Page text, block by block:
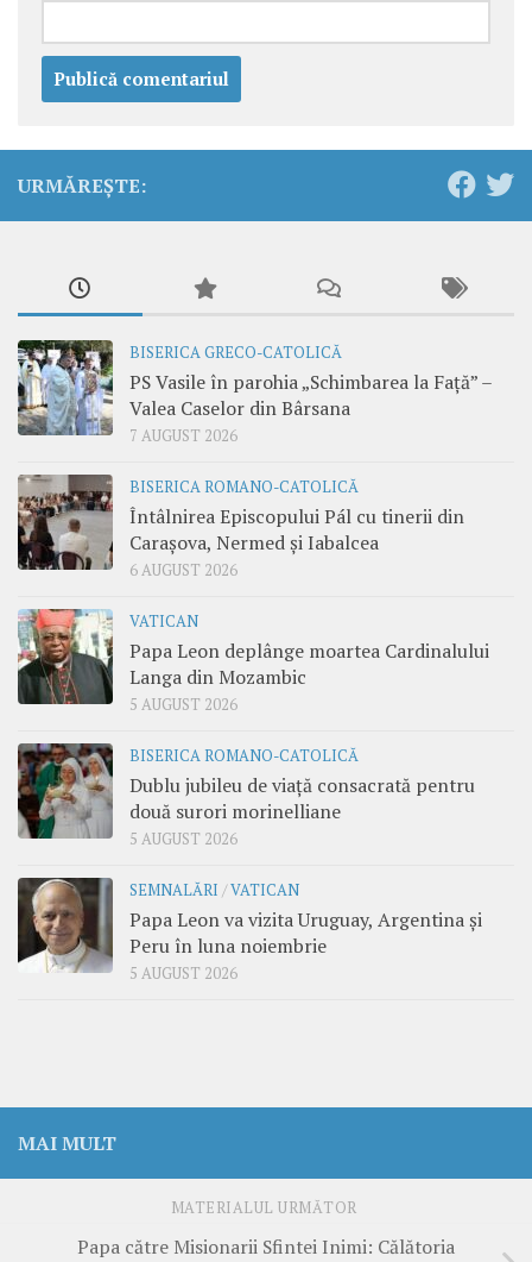
URMĂREȘTE:
BISERICA GRECO-CATOLICĂ
PS Vasile în parohia „Schimbarea la Față” –
Valea Caselor din Bârsana
7 AUGUST 2026
BISERICA ROMANO-CATOLICĂ
Întâlnirea Episcopului Pál cu tinerii din
Carașova, Nermed și Iabalcea
6 AUGUST 2026
VATICAN
Papa Leon deplânge moartea Cardinalului
Langa din Mozambic
5 AUGUST 2026
BISERICA ROMANO-CATOLICĂ
Dublu jubileu de viață consacrată pentru
două surori morinelliane
5 AUGUST 2026
SEMNALĂRI /VATICAN
Papa Leon va vizita Uruguay, Argentina și
Peru în luna noiembrie
5 AUGUST 2026
MAI MULT
MATERIALUL URMĂTOR
Papa către Misionarii Sfintei Inimi: Călătoria